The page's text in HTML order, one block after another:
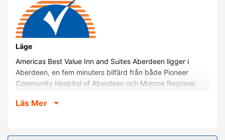
Läge
Americas Best Value Inn and Suites Aberdeen ligger i
Aberdeen, en fem minuters bilfärd från både Pioneer
Community Hospital of Aberdeen och Monroe Regional
och 2,3 km från Evans Memorial Library.
Känn dig som hemma i ett av de 45 luftkonditionerade
Läs Mer